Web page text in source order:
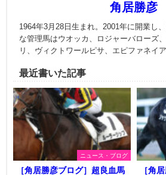
角居勝彦
1964年3月28日生まれ。2001年に開業し
な管理馬はウオッカ、ロジャーバローズ
リ、ヴィクトワールピサ、エピファネイア
最近書いた記事
ニュース・ブログ
［角居勝彦ブログ］超良血馬
［角